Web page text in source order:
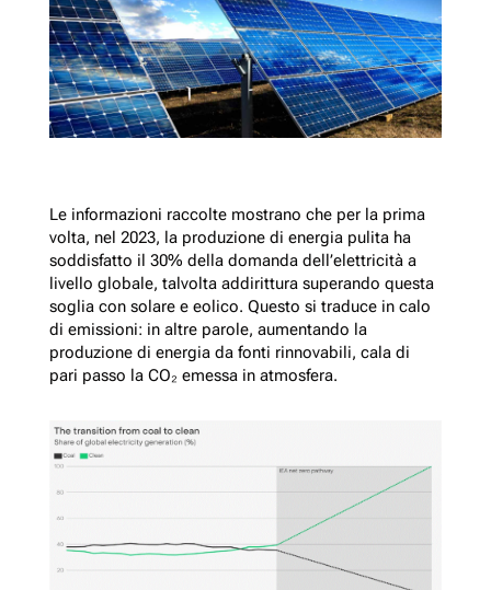
Le informazioni raccolte mostrano che per la prima
volta, nel 2023, la produzione di energia pulita ha
soddisfatto il 30% della domanda dell’elettricità a
livello globale, talvolta addirittura superando questa
soglia con solare e eolico. Questo si traduce in calo
di emissioni: in altre parole, aumentando la
produzione di energia da fonti rinnovabili, cala di
pari passo la CO₂ emessa in atmosfera.